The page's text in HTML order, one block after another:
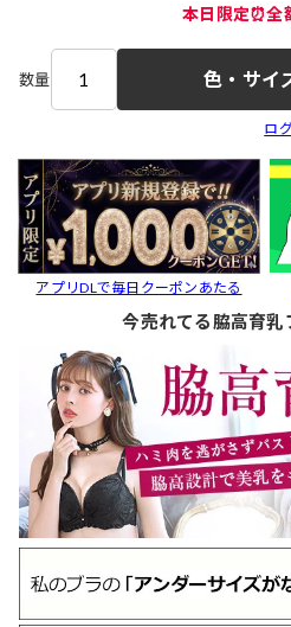
本日限定⏰全
数量 色・サイ
ロ
アプリDLで毎日クーポンあたる
今売れてる脇高育乳